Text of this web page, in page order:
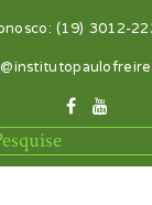
(19) 3012-